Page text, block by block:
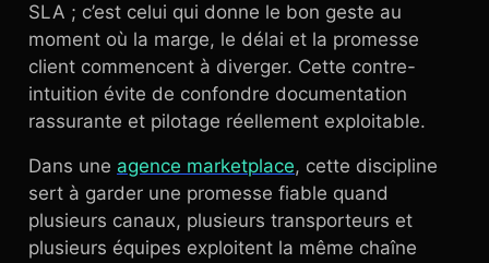
SLA ; c’est celui qui donne le bon geste au
moment où la marge, le délai et la promesse
client commencent à diverger. Cette contre-
intuition évite de confondre documentation
rassurante et pilotage réellement exploitable.
Dans une agence marketplace, cette discipline
sert à garder une promesse fiable quand
plusieurs canaux, plusieurs transporteurs et
plusieurs équipes exploitent la même chaîne